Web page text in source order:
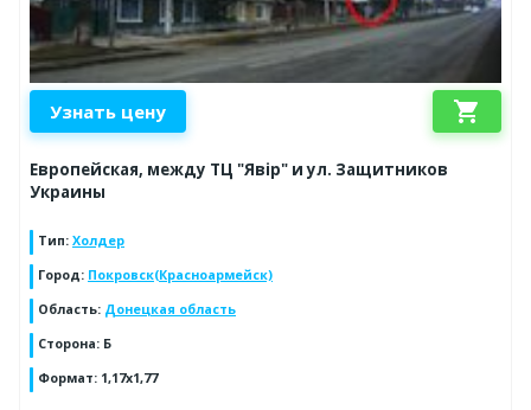
Узнать цену shopping_cart
Европейская, между ТЦ "Явір" и ул. Защитников
Украины
Тип: Холдер
Город: Покровск(Красноармейск)
Область: Донецкая область
Сторона: Б
Формат: 1,17х1,77